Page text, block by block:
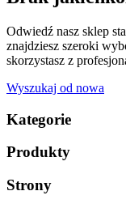
Odwiedź nasz sklep
znajdziesz szeroki
skorzystasz z
Wyszukaj od nowa
Kategorie
Produkty
Strony